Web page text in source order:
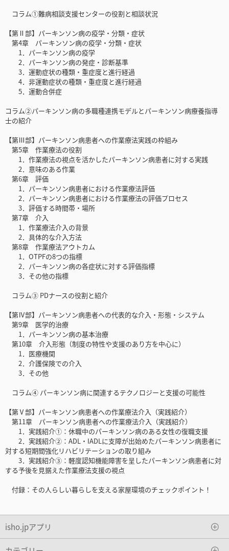
コラム①難病相談支援センターの役割と相談状況
【第Ⅱ部】パーキンソン病の疫学・分類・症状
第4章 パーキンソン病の疫学・分類・症状
1．パーキンソン病の疫学
2．パーキンソン病の発症・診断基準
3．運動症状の種類・重症度と進行経過
4．非運動症状の種類・重症度と進行経過
5．運動合併症
コラム②パーキンソン病の多職種連携モデルとパーキンソン病療養指導
士の紹介
【第Ⅲ部】パーキンソン病患者への作業療法実践の枠組み
第5章 作業療法の役割
1．作業療法の視点を活かしたパーキンソン病患者に対する実践
2．意味のある作業
第6章 評価
1．パーキンソン病患者における作業療法評価
2．パーキンソン病患者における作業療法の評価プロセス
3．評価する時間帯・場所
第7章 介入
1．作業療法介入の背景
2．具体的な介入方法
第8章 作業療法アウトカム
1．OTPFの8つの指標
2．パーキンソン病の各症状に対する評価指標
3．その他の指標
コラム③ PDナースの役割と紹介
【第Ⅳ部】パーキンソン病患者への代表的な介入・形態・システム
第9章 医学的治療
1．パーキンソン病の基本治療
第10章 介入形態（制度の特性や支援のあり方を中心に）
1．医療機関
2．介護保険での介入
3．その他
コラム④ パーキンソン病に関連するテクノロジーと支援の可能性
【第Ⅴ部】パーキンソン病患者への作業療法介入（実践紹介）
第11章 パーキンソン病患者への作業療法介入（実践紹介）
1．実践紹介①：休職中のパーキンソン病のある女性の復職支援
2．実践紹介②：ADL・IADLに支障が出始めたパーキンソン病患者に
対する短期間強化リハビリテーションの取り組み
3．実践紹介③：軽度認知機能障害を呈したパーキンソン病患者に対
する予後を見据えた作業療法支援の視点
付録：その人らしい暮らしを支える家屋環境のチェックポイント！
isho.jpアプリ